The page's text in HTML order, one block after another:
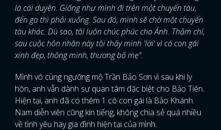
là cái duyên. Giống như mình đi trên một chuyến tàu,
đến ga thì phải xuống. Sau đó, mình sẽ chờ một chuyến
tàu khác. Dù sao, tôi luôn chúc phúc cho Ánh. Thậm chí,
sau cuộc hôn nhân này tôi thấy mình 'lời' vì có con gái
xinh đẹp, thông minh, thương bố mẹ".
Mình vô cùng ngưỡng mộ Trần Bảo Sơn vì sau khi ly
hôn, anh vẫn dành sự quan tâm đặc biệt cho Bảo Tiên.
Hiện tại, anh đã có thêm 1 cô con gái là Bảo Khánh.
Nam diễn viên cũng kín tiếng, không chia sẻ quá nhiều
về tình yêu hay gia đình hiện tại của mình.